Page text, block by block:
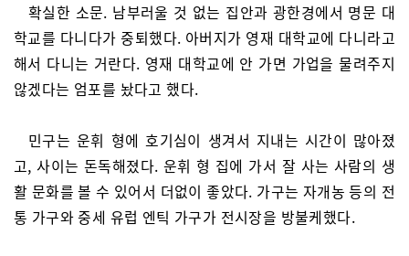
확실한 소문. 남부러울 것 없는 집안과 광한경에서 명문 대
학교를 다니다가 중퇴했다. 아버지가 영재 대학교에 다니라고
해서 다니는 거란다. 영재 대학교에 안 가면 가업을 물려주지
않겠다는 엄포를 놨다고 했다.
민구는 운휘 형에 호기심이 생겨서 지내는 시간이 많아졌
고, 사이는 돈독해졌다. 운휘 형 집에 가서 잘 사는 사람의 생
활 문화를 볼 수 있어서 더없이 좋았다. 가구는 자개농 등의 전
통 가구와 중세 유럽 엔틱 가구가 전시장을 방불케했다.